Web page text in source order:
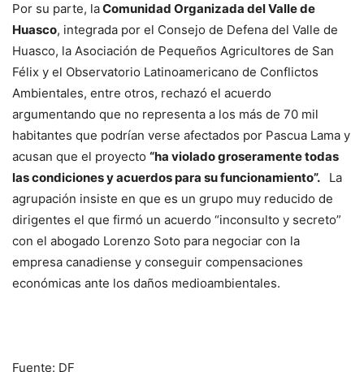
Por su parte, laComunidad Organizada del Valle de
Huasco, integrada por el Consejo de Defena del Valle de
Huasco, la Asociación de Pequeños Agricultores de San
Félix y el Observatorio Latinoamericano de Conflictos
Ambientales, entre otros, rechazó el acuerdo
argumentando que no representa a los más de 70 mil
habitantes que podrían verse afectados por Pascua Lama y
acusan que el proyecto “ha violado groseramente todas
las condiciones y acuerdos para su funcionamiento”. La
agrupación insiste en que es un grupo muy reducido de
dirigentes el que firmó un acuerdo “inconsulto y secreto”
con el abogado Lorenzo Soto para negociar con la
empresa canadiense y conseguir compensaciones
económicas ante los daños medioambientales.
Fuente: DF